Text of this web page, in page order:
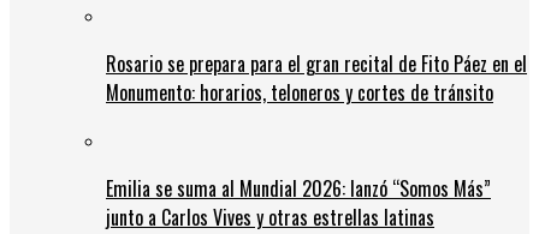
Rosario se prepara para el gran recital de Fito Páez en el
Monumento: horarios, teloneros y cortes de tránsito
Emilia se suma al Mundial 2026: lanzó “Somos Más”
junto a Carlos Vives y otras estrellas latinas